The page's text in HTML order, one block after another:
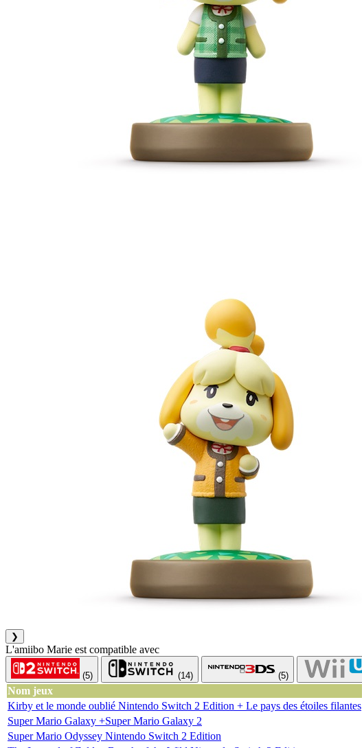
❯
L'amiibo Marie est compatible avec
(5) (14) (5)
Nom jeux
Kirby et le monde oublié Nintendo Switch 2 Edition + Le pays des étoiles filantes
Super Mario Galaxy +Super Mario Galaxy 2
Super Mario Odyssey Nintendo Switch 2 Edition